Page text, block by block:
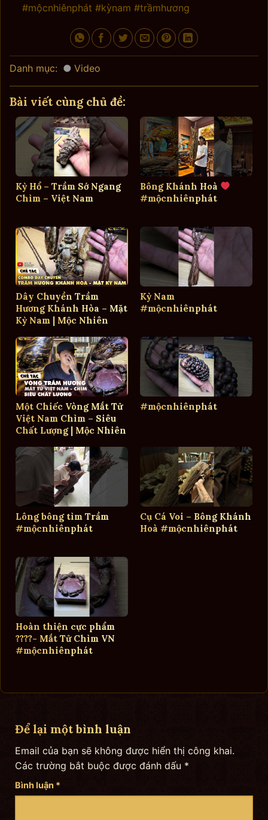
#mộcnhiênphát #kỳnam #trầmhương
Danh mục: Video
Bài viết cùng chủ đề:
Kỳ Hổ – Trầm Sớ Ngang
Chìm – Việt Nam
Bông Khánh Hoà
#mộcnhiênphát
Dây Chuyền Trầm
Hương Khánh Hòa – Mặt
Kỳ Nam | Mộc Nhiên
Kỳ Nam
#mộcnhiênphát
Một Chiếc Vòng Mắt Tử
Việt Nam Chìm – Siêu
Chất Lượng | Mộc Nhiên
#mộcnhiênphát
Lông bông tìm Trầm
#mộcnhiênphát
Cụ Cá Voi – Bông Khánh
Hoà #mộcnhiênphát
Hoàn thiện cực phẩm
????- Mắt Tử Chìm VN
#mộcnhiênphát
Để lại một bình luận
Email của bạn sẽ không được hiển thị công khai.
Các trường bắt buộc được đánh dấu *
Bình luận *